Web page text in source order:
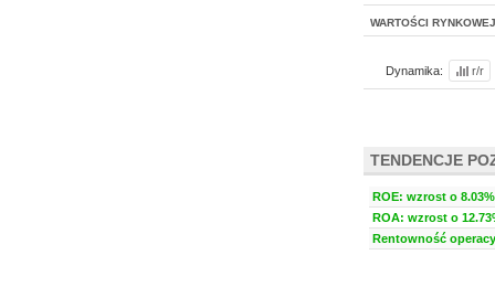
WARTOŚCI RYNKOWEJ
Dynamika: r/r
TENDENCJE
ROE: wzrost o
ROA: wzrost o
Rentowność